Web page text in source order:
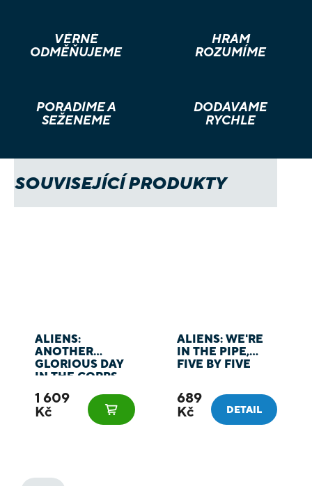
VĚRNÉ
ODMĚŇUJEME
HRÁM
ROZUMÍME
PORADÍME A
SEŽENEME
DODÁVÁME
RYCHLE
SOUVISEJÍCÍ PRODUKTY
ALIENS:
ANOTHER
GLORIOUS DAY
IN THE CORPS
1 609
Kč
ALIENS: WE'RE
IN THE PIPE,
FIVE BY FIVE
689
Kč
DETAIL